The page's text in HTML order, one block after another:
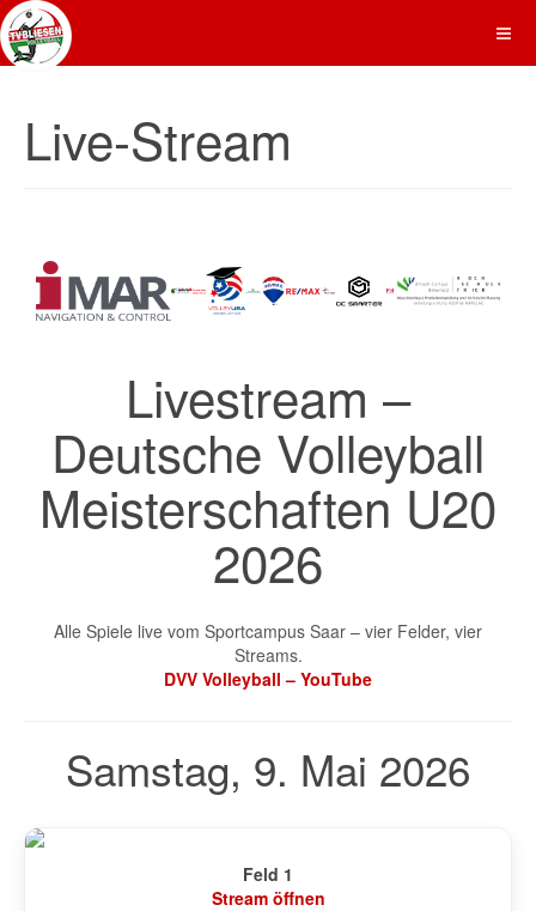
Live-Stream
Livestream –
Deutsche Volleyball
Meisterschaften U20
2026
Alle Spiele live vom Sportcampus Saar – vier Felder, vier
Streams.
DVV Volleyball – YouTube
Samstag, 9. Mai 2026
Feld 1
Stream öffnen